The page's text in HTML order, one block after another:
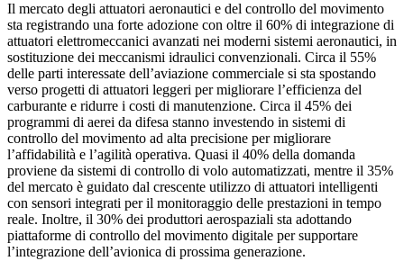
Il mercato degli attuatori aeronautici e del controllo del movimento
sta registrando una forte adozione con oltre il 60% di integrazione di
attuatori elettromeccanici avanzati nei moderni sistemi aeronautici, in
sostituzione dei meccanismi idraulici convenzionali. Circa il 55%
delle parti interessate dell’aviazione commerciale si sta spostando
verso progetti di attuatori leggeri per migliorare l’efficienza del
carburante e ridurre i costi di manutenzione. Circa il 45% dei
programmi di aerei da difesa stanno investendo in sistemi di
controllo del movimento ad alta precisione per migliorare
l’affidabilità e l’agilità operativa. Quasi il 40% della domanda
proviene da sistemi di controllo di volo automatizzati, mentre il 35%
del mercato è guidato dal crescente utilizzo di attuatori intelligenti
con sensori integrati per il monitoraggio delle prestazioni in tempo
reale. Inoltre, il 30% dei produttori aerospaziali sta adottando
piattaforme di controllo del movimento digitale per supportare
l’integrazione dell’avionica di prossima generazione.